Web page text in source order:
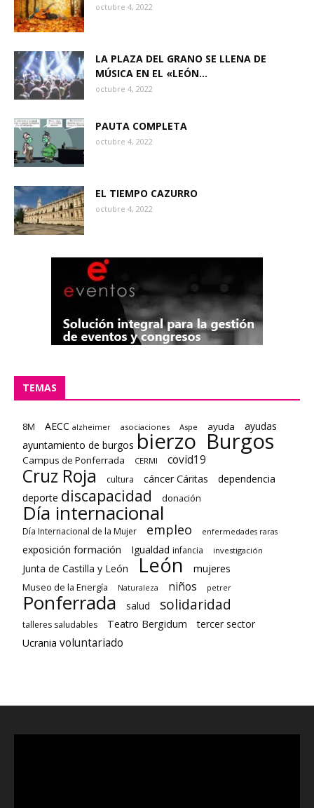
octubre 4, 2022
LA PLAZA DEL GRANO SE LLENA DE
MÚSICA EN EL «LEÓN...
octubre 4, 2022
PAUTA COMPLETA
octubre 4, 2022
EL TIEMPO CAZURRO
octubre 4, 2022
TEMAS
8M AECC alzheimer asociaciones Aspe ayuda
ayudas
ayuntamiento de burgos bierzo Burgos
Campus de Ponferrada CERMI covid19
Cruz Roja cultura cáncerCáritas
dependencia
deporte discapacidad donación
Día internacional
Día Internacional de la Mujer empleo enfermedades raras
exposición formación Igualdad infancia investigación
Junta de Castilla y León León mujeres
Museo de la Energía Naturaleza niños petrer
Ponferrada salud solidaridad
talleres saludables Teatro Bergidum
tercer sector
Ucrania voluntariado